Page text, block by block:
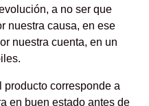
a no ser que
nuestra causa, en ese
nuestra cuenta, en un
corresponde a
en buen estado antes de